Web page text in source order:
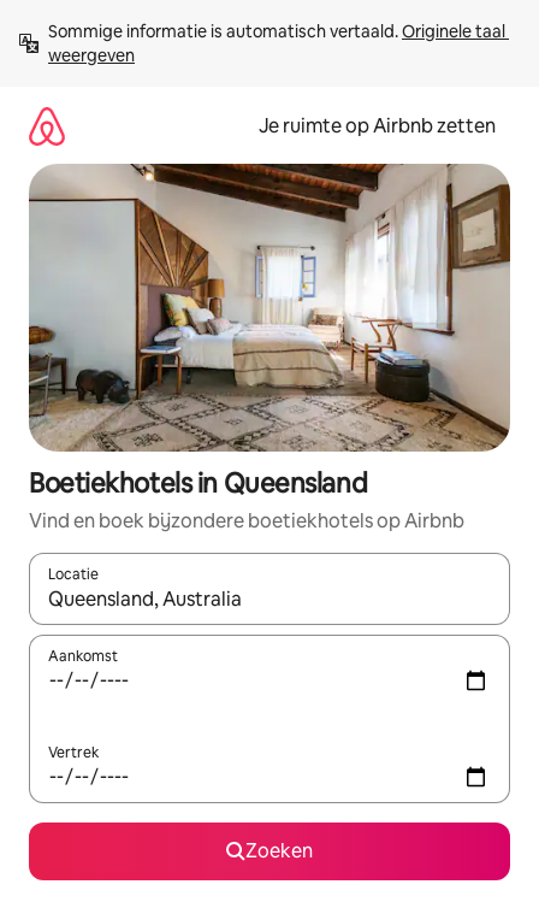
direct
naar
Sommige informatie is automatisch vertaald. Originele taal
weergeven
Je ruimte op Airbnb zetten
Boetiekhotels in Queensland
Vind en boek bijzondere boetiekhotels op Airbnb
Locatie
Wanneer er suggesties beschikbaar zijn, maak je een keuze
Aankomst
Vertrek
Zoeken